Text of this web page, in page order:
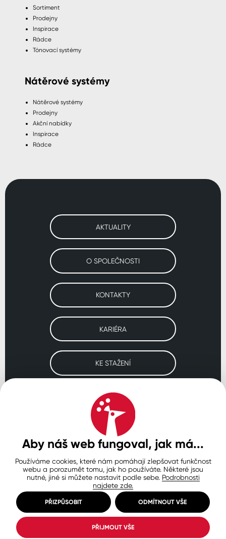
Sortiment
Prodejny
Inspirace
Rádce
Tónovací systémy
Nátěrové systémy
Nátěrové systémy
Prodejny
Akční nabídky
Inspirace
Rádce
AKTUALITY
O SPOLEČNOSTI
KONTAKTY
KARIÉRA
KE STAŽENÍ
Navštivte naše pobočky
SLOVENSKO POLSKO
Ochrana osobních údajů
Zásady používání souborů cookie
Nastavení cookies
© Copyright 2026 COLORLAK
Created by inCUBE
Aby náš web fungoval, jak má...
Používáme cookies, které nám pomáhají zlepšovat funkčnost
webu a porozumět tomu, jak ho používáte. Některé jsou
nutné, jiné si můžete nastavit podle sebe. Podrobnosti
najdete zde.
PŘIZPŮSOBIT ODMÍTNOUT VŠE
PŘIJMOUT VŠE